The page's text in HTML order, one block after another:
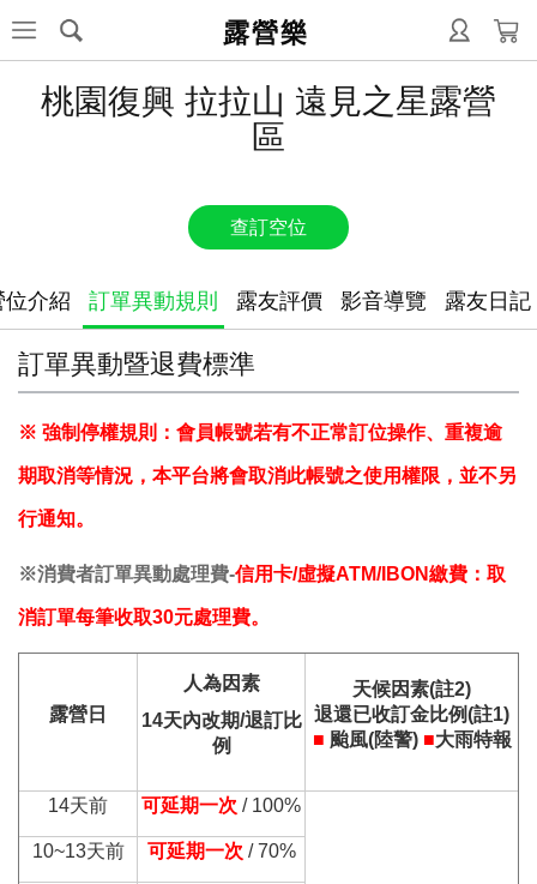
露營樂
桃園復興 拉拉山 遠見之星露營
區
查訂空位
位介紹 訂單異動規則 露友評價 影音導覽 露友日記
訂單異動暨退費標準
※ 強制停權規則：會員帳號若有不正常訂位操作、重複逾
期取消等情況，本平台將會取消此帳號之使用權限，並不另
行通知。
※消費者訂單異動處理費-信用卡/虛擬ATM/IBON繳費：取
消訂單每筆收取30元處理費。
露營日
人為因素
14天內改期/退訂比
例
天候因素(註2)
退還已收訂金比例(註1)
■ 颱風(陸警) ■大雨特報
14天前 可延期一次 / 100%
10~13天前 可延期一次 /70%